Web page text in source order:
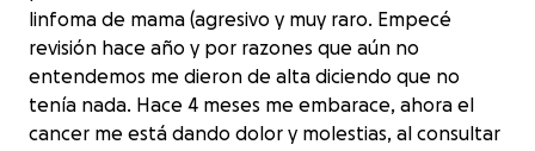
linfoma de mama (agresivo y muy raro. Empecé
revisión hace año y por razones que aún no
entendemos me dieron de alta diciendo que no
tenía nada. Hace 4 meses me embarace, ahora el
cancer me está dando dolor y molestias, al consultar